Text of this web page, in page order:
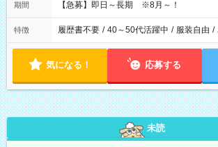
期間 【急募】即日～長期 ※8月～！
特徴 履歴書不要 / 40～50代活躍中 / 服装自由 /
気になる！ 応募する
未読